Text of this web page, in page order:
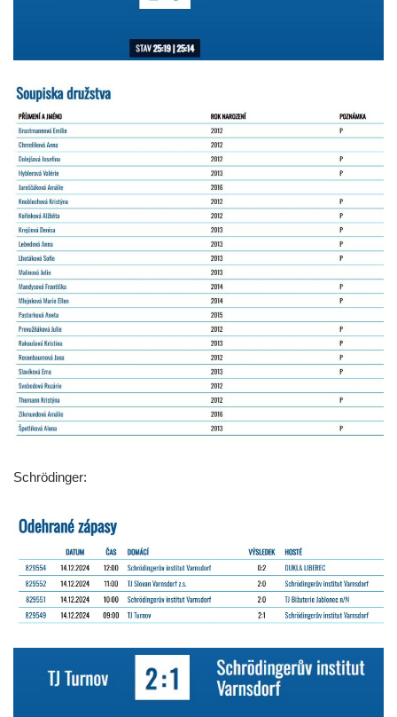
Schrödinger: